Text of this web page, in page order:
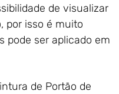
de visualizar
por isso é muito
pode ser aplicado em
de Portão de